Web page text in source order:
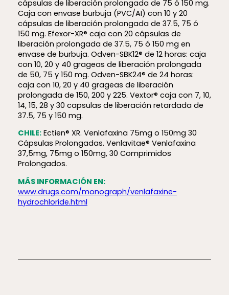
cápsulas de liberación prolongada de 75 ó 150 mg.
Caja con envase burbuja (PVC/AI) con 10 y 20
cápsulas de liberación prolongada de 37.5, 75 ó
150 mg. Efexor-XR® caja con 20 cápsulas de
liberación prolongada de 37.5, 75 ó 150 mg en
envase de burbuja. Odven-SBK12® de 12 horas: caja
con 10, 20 y 40 grageas de liberación prolongada
de 50, 75 y 150 mg. Odven-SBK24® de 24 horas:
caja con 10, 20 y 40 grageas de liberación
prolongada de 150, 200 y 225. Vextor® caja con 7, 10,
14, 15, 28 y 30 capsulas de liberación retardada de
37.5, 75 y 150 mg.
CHILE:Ectien® XR. Venlafaxina 75mg o 150mg 30
Cápsulas Prolongadas. Venlavitae® Venlafaxina
37,5mg, 75mg o 150mg, 30 Comprimidos
Prolongados.
MÁS INFORMACIÓN EN:
www.drugs.com/monograph/venlafaxine-
hydrochloride.html